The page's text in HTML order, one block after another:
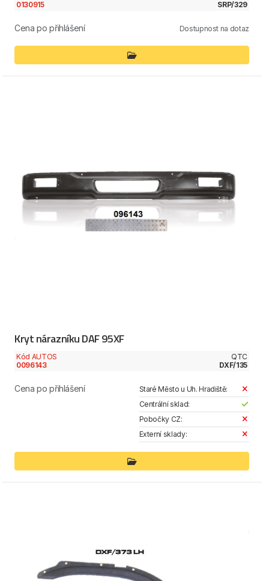
0130915
SRP/329
Cena po přihlášení Dostupnost na dotaz
Kryt nárazníku DAF 95XF
Kód AUTOS
0096143
QTC
DXF/135
Cena po přihlášení
Staré Město u Uh. Hradiště:
Centrální sklad:
Pobočky CZ:
Externí sklady: